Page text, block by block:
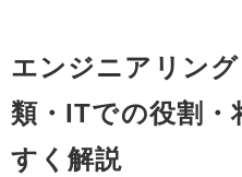
エンジニアリン
類・ITでの役割・
すく解説